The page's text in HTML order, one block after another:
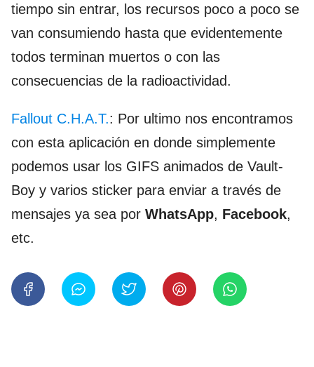
tiempo sin entrar, los recursos poco a poco se
van consumiendo hasta que evidentemente
todos terminan muertos o con las
consecuencias de la radioactividad.
Fallout C.H.A.T.: Por ultimo nos encontramos
con esta aplicación en donde simplemente
podemos usar los GIFS animados de Vault-
Boy y varios sticker para enviar a través de
mensajes ya sea por WhatsApp, Facebook,
etc.